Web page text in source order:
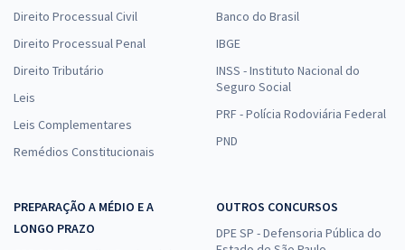
Direito Processual Civil
Direito Processual Penal
Direito Tributário
Leis
Leis Complementares
Remédios Constitucionais
Banco do Brasil
IBGE
INSS - Instituto Nacional do
Seguro Social
PRF - Polícia Rodoviária Federal
PND
PREPARAÇÃO A MÉDIO E A
LONGO PRAZO
OUTROS CONCURSOS
DPE SP - Defensoria Pública do